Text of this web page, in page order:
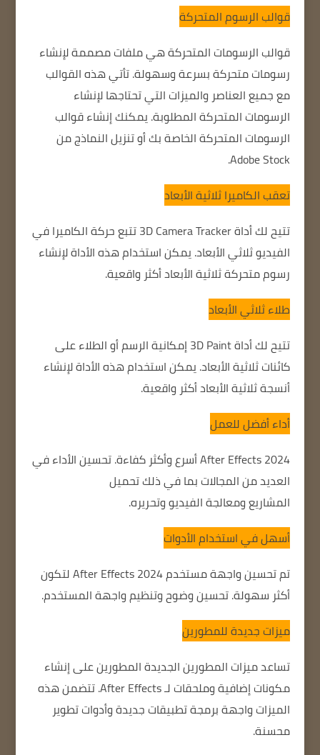
قوالب الرسوم المتحركة
قوالب الرسومات المتحركة هي ملفات مصممة لإنشاء
رسومات متحركة بسرعة وسهولة.تأتي هذه القوالب
مع جميع العناصر والميزات التي تحتاجها لإنشاء
الرسومات المتحركة المطلوبة.يمكنك إنشاء قوالب
الرسومات المتحركة الخاصة بك أو تنزيل النماذج من
Adobe Stock.
تعقب الكاميرا ثلاثية الأبعاد
تتيح لك أداة 3D Camera Tracker تتبع حركة الكاميرا في
الفيديو ثلاثي الأبعاد.يمكن استخدام هذه الأداة لإنشاء
رسوم متحركة ثلاثية الأبعاد أكثر واقعية.
طلاء ثلاثي الأبعاد
تتيح لك أداة 3D Paint إمكانية الرسم أو الطلاء على
كائنات ثلاثية الأبعاد.يمكن استخدام هذه الأداة لإنشاء
أنسجة ثلاثية الأبعاد أكثر واقعية.
أداء أفضل للعمل
After Effects 2024 أسرع وأكثر كفاءة.
تحسين الأداء في
العديد من المجالات بما في ذلك تحميل
المشاريعومعالجة الفيديو وتحريره.
أسهل في استخدام الأدوات
تم تحسين واجهة مستخدم After Effects 2024 لتكون
أكثر سهولة.تحسين وضوح وتنظيم واجهة المستخدم.
ميزات جديدة للمطورين
تساعد ميزات المطورين الجديدة المطورين على إنشاء
مكونات إضافية وملحقات لـ After Effects.
تتضمن هذه
الميزات واجهة برمجة تطبيقات جديدة وأدوات تطوير
محسنة.